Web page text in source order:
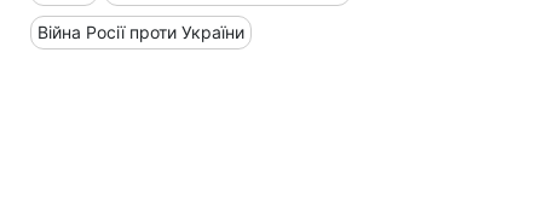
Війна Росії проти України